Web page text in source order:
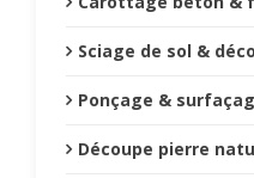
Sciage de sol &
Ponçage &
Découpe pierre